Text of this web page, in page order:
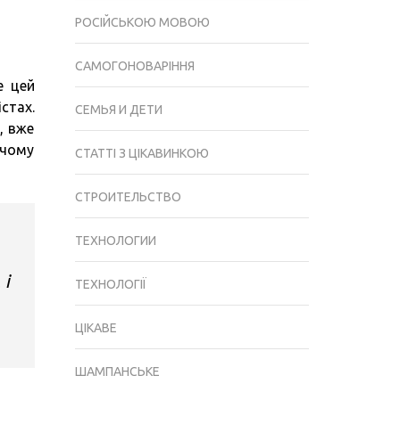
цей
вже
РОСІЙСЬКОЮ МОВОЮ
САМОГОНОВАРІННЯ
СЕМЬЯ И ДЕТИ
СТАТТІ З ЦІКАВИНКОЮ
СТРОИТЕЛЬСТВО
ТЕХНОЛОГИИ
ТЕХНОЛОГІЇ
ЦІКАВЕ
ШАМПАНСЬКЕ